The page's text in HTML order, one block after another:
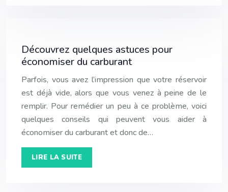
Découvrez quelques astuces pour
économiser du carburant
Parfois, vous avez l’impression que votre réservoir
est déjà vide, alors que vous venez à peine de le
remplir. Pour remédier un peu à ce problème, voici
quelques conseils qui peuvent vous aider à
économiser du carburant et donc de…
LIRE LA SUITE